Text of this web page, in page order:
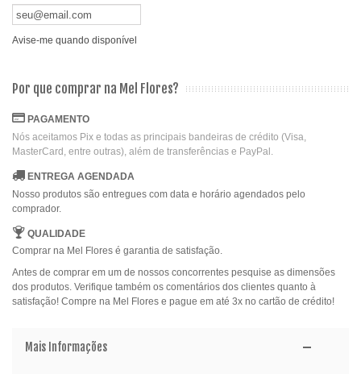
Avise-me quando disponível
Por que comprar na Mel Flores?
PAGAMENTO
Nós aceitamos Pix e todas as principais bandeiras de crédito (Visa,
MasterCard, entre outras), além de transferências e PayPal.
ENTREGA AGENDADA
Nosso produtos são entregues com data e horário agendados pelo
comprador.
QUALIDADE
Comprar na Mel Flores é garantia de satisfação.
Antes de comprar em um de nossos concorrentes pesquise as dimensões
dos produtos. Verifique também os comentários dos clientes quanto à
satisfação! Compre na Mel Flores e pague em até 3x no cartão de crédito!
Mais Informações